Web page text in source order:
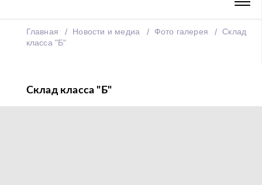
Главная Новости и медиа Фото галерея
Склад
класса "Б"
Склад класса "Б"